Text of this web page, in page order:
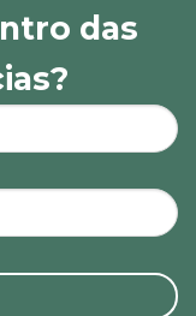
das